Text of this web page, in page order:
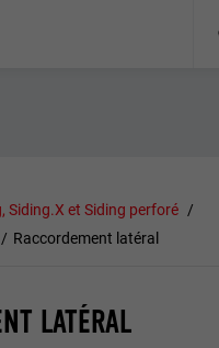
Siding.X et Siding perforé
Raccordement latéral
LATÉRAL